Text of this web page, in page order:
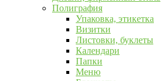
Полиграфия
Упаковка, этикетка
Визитки
Листовки, буклеты
Календари
Папки
Меню